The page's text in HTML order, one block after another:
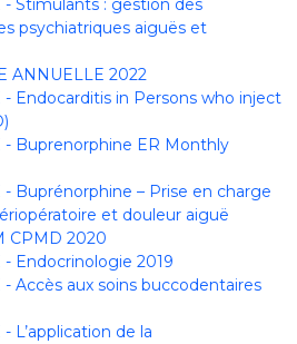
Stimulants : gestion des
psychiatriques aiguës et
ANNUELLE 2022
Endocarditis in Persons who inject
Buprenorphine ER Monthly
Buprénorphine – Prise en charge
et douleur aiguë
CPMD 2020
Endocrinologie 2019
Accès aux soins buccodentaires
L’application de la